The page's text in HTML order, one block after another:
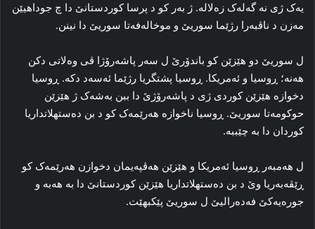
یه‌ک ژی نه‌ گه‌له‌ک زه‌لاله‌. ژ به‌ر کو د پرسا کوردستانێ دا‌ چ جوداهیێن
مه‌زن د ناڤبه‌را رژێما سوریێ و موخاله‌فه‌تا سوریێ دا‌ نینن.
ل سوریێ دو هێزێن کو باندۆر‌ێ ل سەر پاشه‌رۆژا ڤی وه‌لاتی دکن
هه‌نه‌؛ ڕوسیا و ئەمریكا. ڕوسیا پشتگریا رژێما ئه‌سەد دکه‌. ڕوسیا
دخوازه‌ هێزێن کوردی ژی د پاشه‌رۆژێ دا‌ ببن به‌شه‌ک ژ هێزێن
حوکومه‌تا سوریێ. ڕوسیا ناخوازه‌ هه‌رێمه‌ک کو د بن ده‌ستهلاتداریا
کوردان دا بە چێببه‌.
ل هەمبه‌ر ڕوسیا ئەمریكا و هێزێن هه‌ڤپه‌یمان دخوازن هه‌رێمه‌ک کو
ڕێڤه‌به‌ریا وێ د بن ده‌ستهلاتداریا هێزێن کوردستانێ دا‌ بە هه‌به‌ و
جوره‌یه‌کێ فه‌ده‌رالیێ ل سوریێ ‌پێكبھێت.